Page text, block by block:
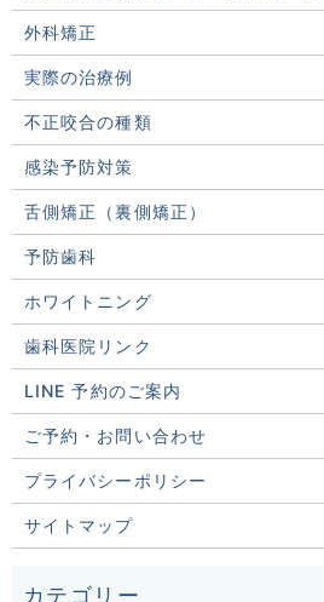
外科矯正
実際の治療例
不正咬合の種類
感染予防対策
舌側矯正（裏側矯正）
予防歯科
ホワイトニング
歯科医院リンク
LINE 予約のご案内
ご予約・お問い合わせ
プライバシーポリシー
サイトマップ